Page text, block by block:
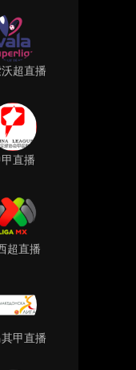
超直播
直播
超直播
甲直播